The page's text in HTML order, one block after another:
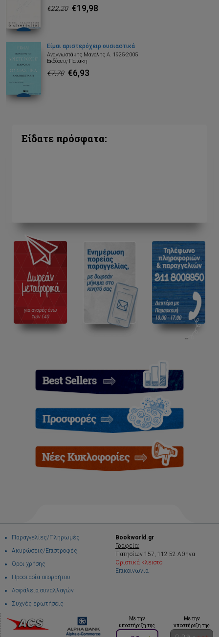
€22,20 €19,98
Είμαι αριστερόχειρ ουσιαστικά
Αναγνωστάκης Μανόλης Α. 1925-2005
Εκδόσεις Πατάκη
€7,70 €6,93
Είδατε πρόσφατα:
Παραγγελίες/Πληρωμές
Ακυρώσεις/Επιστροφές
Όροι χρήσης
Προστασία απορρήτου
Ασφάλεια συναλλαγών
Συχνές ερωτήσεις
Bookworld.gr
Γραφεία:
Πατησίων 157, 112 52 Αθήνα
Οριστικά κλειστό
Επικοινωνία
Με την
υποστήριξη της
Με την
υποστήριξη της